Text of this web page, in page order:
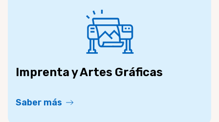
Imprenta y Artes Gráficas
Saber más